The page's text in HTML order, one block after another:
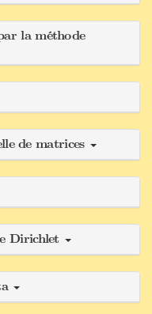
la méthode
de matrices
Dirichlet